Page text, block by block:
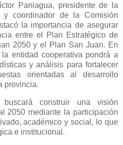
Paniagua, presidente de la
y coordinador de la Comisión
la importancia de asegurar
entre el Plan Estratégico de
2050 y el Plan San Juan. En
entidad cooperativa pondrá a
y análisis para fortalecer
orientadas al desarrollo
provincia.
construir una visión
2050 mediante la participación
académico y social, lo que
e institucional.